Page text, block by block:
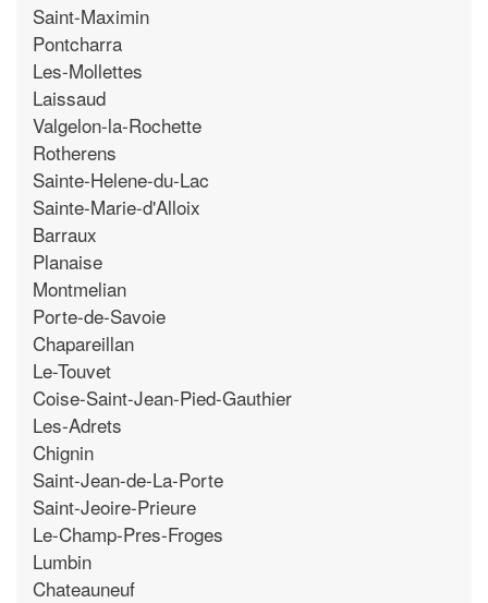
Saint-Maximin
Pontcharra
Les-Mollettes
Laissaud
Valgelon-la-Rochette
Rotherens
Sainte-Helene-du-Lac
Sainte-Marie-d'Alloix
Barraux
Planaise
Montmelian
Porte-de-Savoie
Chapareillan
Le-Touvet
Coise-Saint-Jean-Pied-Gauthier
Les-Adrets
Chignin
Saint-Jean-de-La-Porte
Saint-Jeoire-Prieure
Le-Champ-Pres-Froges
Lumbin
Chateauneuf